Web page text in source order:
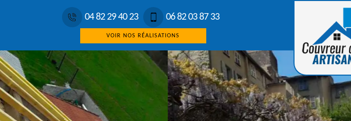
04 82 29 40 23 06 82 03 87 33
VOIR NOS RÉALISATIONS